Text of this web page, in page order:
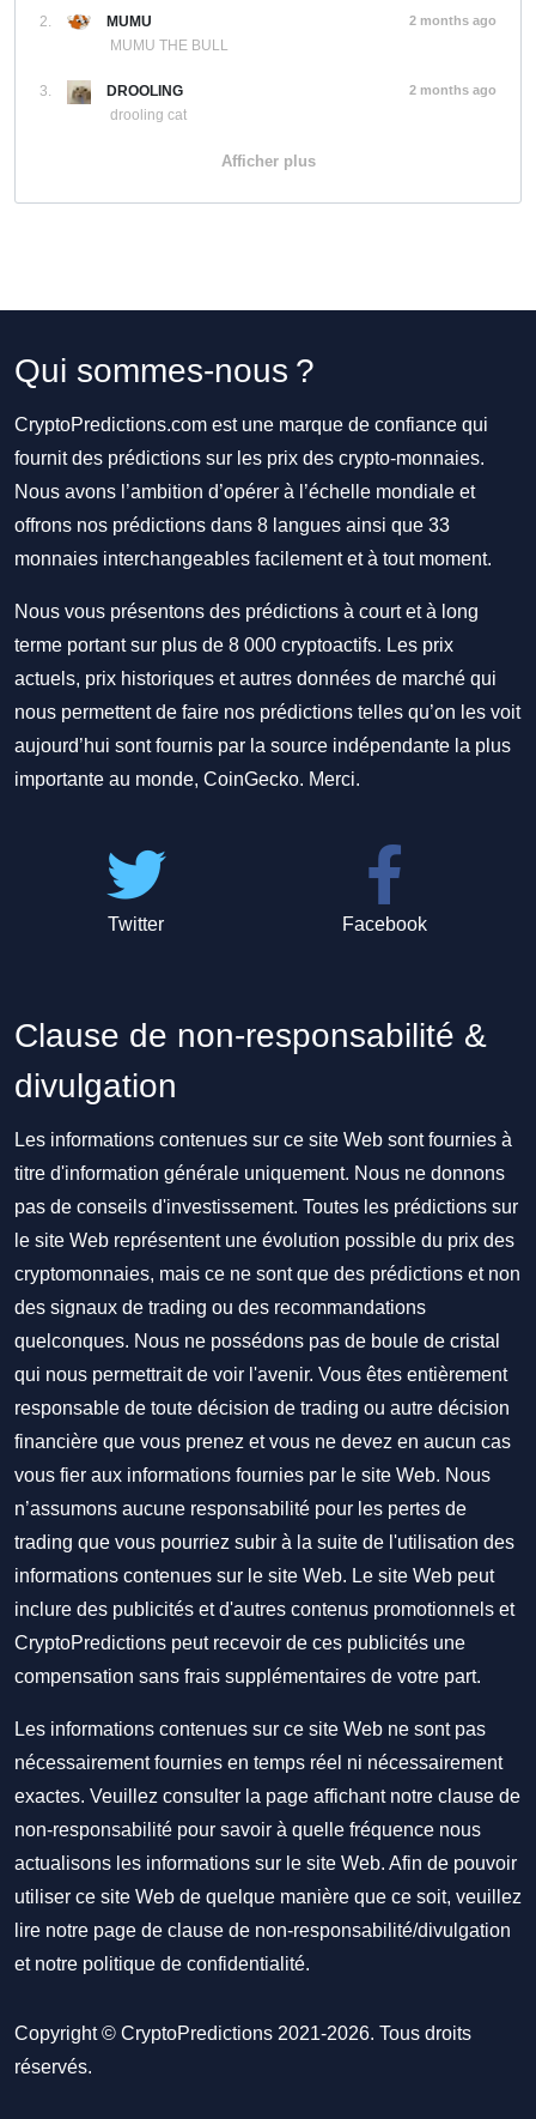
2.
MUMU
MUMU THE BULL
2 months ago
3.
DROOLING
drooling cat
2 months ago
Afficher plus
Qui sommes-nous ?
CryptoPredictions.com est une marque de confiance qui
fournit des prédictions sur les prix des crypto-monnaies.
Nous avons l’ambition d’opérer à l’échelle mondiale et
offrons nos prédictions dans 8 langues ainsi que 33
monnaies interchangeables facilement et à tout moment.
Nous vous présentons des prédictions à court et à long
terme portant sur plus de 8 000 cryptoactifs. Les prix
actuels, prix historiques et autres données de marché qui
nous permettent de faire nos prédictions telles qu’on les voit
aujourd’hui sont fournis par la source indépendante la plus
importante au monde, CoinGecko. Merci.
Twitter Facebook
Clause de non-responsabilité &
divulgation
Les informations contenues sur ce site Web sont fournies à
titre d'information générale uniquement. Nous ne donnons
pas de conseils d'investissement. Toutes les prédictions sur
le site Web représentent une évolution possible du prix des
cryptomonnaies, mais ce ne sont que des prédictions et non
des signaux de trading ou des recommandations
quelconques. Nous ne possédons pas de boule de cristal
qui nous permettrait de voir l'avenir. Vous êtes entièrement
responsable de toute décision de trading ou autre décision
financière que vous prenez et vous ne devez en aucun cas
vous fier aux informations fournies par le site Web. Nous
n’assumons aucune responsabilité pour les pertes de
trading que vous pourriez subir à la suite de l'utilisation des
informations contenues sur le site Web. Le site Web peut
inclure des publicités et d'autres contenus promotionnels et
CryptoPredictions peut recevoir de ces publicités une
compensation sans frais supplémentaires de votre part.
Les informations contenues sur ce site Web ne sont pas
nécessairement fournies en temps réel ni nécessairement
exactes. Veuillez consulter la page affichant notre clause de
non-responsabilité pour savoir à quelle fréquence nous
actualisons les informations sur le site Web. Afin de pouvoir
utiliser ce site Web de quelque manière que ce soit, veuillez
lire notre page de clause de non-responsabilité/divulgation
et notre politique de confidentialité.
Copyright © CryptoPredictions 2021-2026. Tous droits
réservés.